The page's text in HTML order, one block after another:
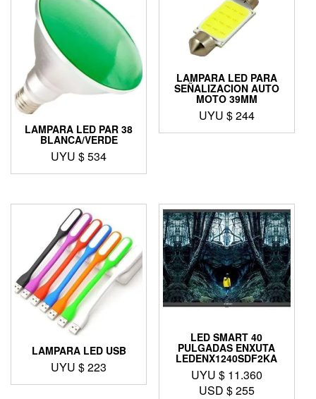
LAMPARA LED PAR 38
BLANCA/VERDE
UYU $534
LAMPARA LED PARA
SEÑALIZACION AUTO
MOTO 39MM
UYU $244
LAMPARA LED USB
UYU $223
LED SMART 40
PULGADAS ENXUTA
LEDENX1240SDF2KA
UYU $ 11.360
USD $255